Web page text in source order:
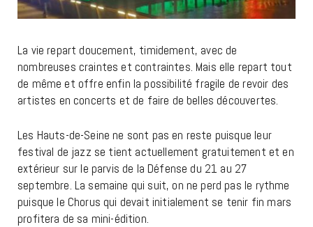
La vie repart doucement, timidement, avec de
nombreuses craintes et contraintes. Mais elle repart tout
de même et offre enfin la possibilité fragile de revoir des
artistes en concerts et de faire de belles découvertes.
Les Hauts-de-Seine ne sont pas en reste puisque leur
festival de jazz se tient actuellement gratuitement et en
extérieur sur le parvis de la Défense du 21 au 27
septembre. La semaine qui suit, on ne perd pas le rythme
puisque le Chorus qui devait initialement se tenir fin mars
profitera de sa mini-édition.